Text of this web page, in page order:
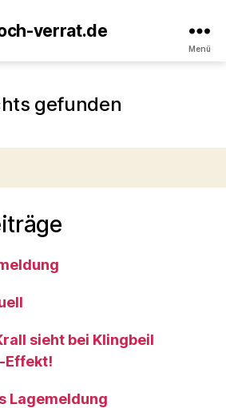
verrat.de
Menü
gefunden
sieht bei Klingbeil
Effekt!
Lagemeldung